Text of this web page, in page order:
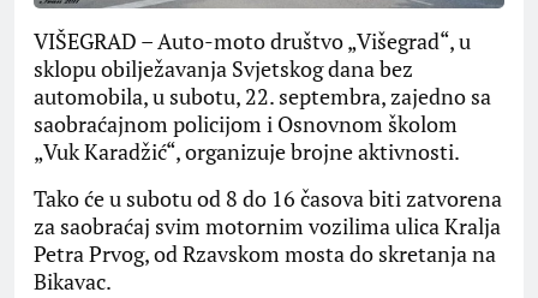
VIŠEGRAD – Auto-moto društvo „Višegrad“, u
sklopu obilježavanja Svjetskog dana bez
automobila, u subotu, 22. septembra, zajedno sa
saobraćajnom policijom i Osnovnom školom
„Vuk Karadžić“, organizuje brojne aktivnosti.
Tako će u subotu od 8 do 16 časova biti zatvorena
za saobraćaj svim motornim vozilima ulica Kralja
Petra Prvog, od Rzavskom mosta do skretanja na
Bikavac.